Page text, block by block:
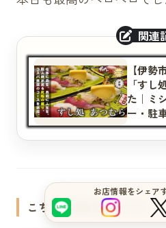
【伊
「すし
た｜ミ
ー・駐
こちらの記事もおすすめ
お店情報をシェア